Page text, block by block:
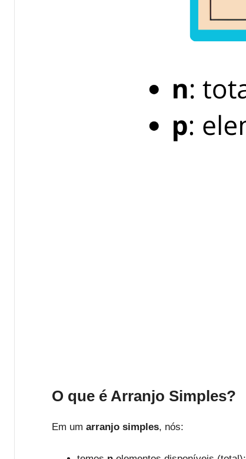
O que é Arranjo Simples?
Em um arranjo simples, nós: